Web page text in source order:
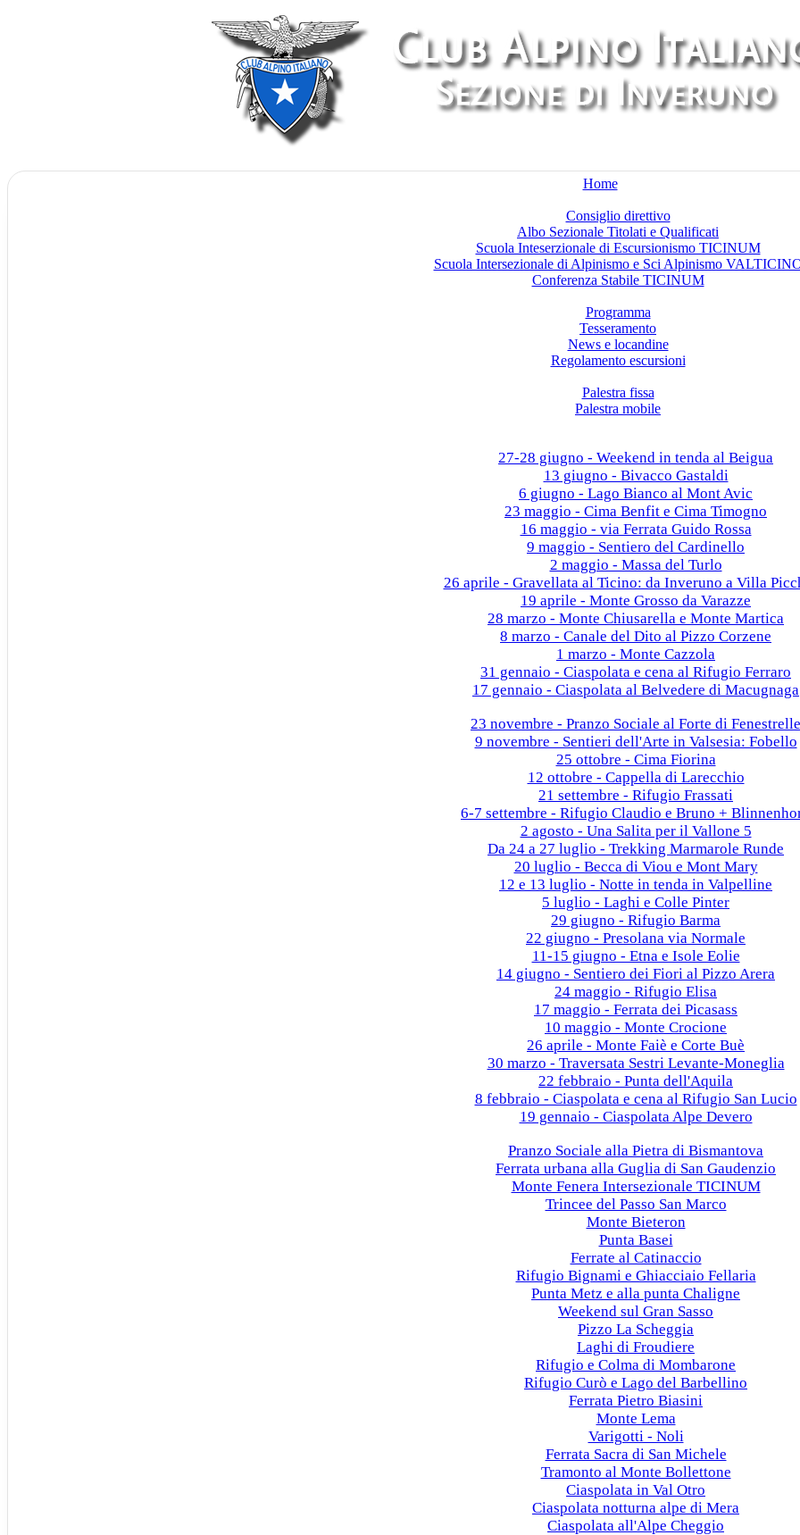
Home
Consiglio direttivo
Albo Sezionale Titolati e Qualificati
Scuola Inteserzionale di Escursionismo TICINUM
Scuola Intersezionale di Alpinismo e Sci Alpinismo
Conferenza Stabile TICINUM
Programma
Tesseramento
News e locandine
Regolamento escursioni
Palestra fissa
Palestra mobile
27-28 giugno - Weekend in tenda al Beigua
13 giugno - Bivacco Gastaldi
6 giugno - Lago Bianco al Mont Avic
23 maggio - Cima Benfit e Cima Timogno
16 maggio - via Ferrata Guido Rossa
9 maggio - Sentiero del Cardinello
2 maggio - Massa del Turlo
26 aprile - Gravellata al Ticino: da Inveruno a Villa
19 aprile - Monte Grosso da Varazze
28 marzo - Monte Chiusarella e Monte Martica
8 marzo - Canale del Dito al Pizzo Corzene
1 marzo - Monte Cazzola
31 gennaio - Ciaspolata e cena al Rifugio Ferraro
17 gennaio - Ciaspolata al Belvedere di Macugnaga
23 novembre - Pranzo Sociale al Forte di Fenestrelle
9 novembre - Sentieri dell'Arte in Valsesia: Fobello
25 ottobre - Cima Fiorina
12 ottobre - Cappella di Larecchio
21 settembre - Rifugio Frassati
6-7 settembre - Rifugio Claudio e Bruno +
2 agosto - Una Salita per il Vallone 5
Da 24 a 27 luglio - Trekking Marmarole Runde
20 luglio - Becca di Viou e Mont Mary
12 e 13 luglio - Notte in tenda in Valpelline
5 luglio - Laghi e Colle Pinter
29 giugno - Rifugio Barma
22 giugno - Presolana via Normale
11-15 giugno - Etna e Isole Eolie
14 giugno - Sentiero dei Fiori al Pizzo Arera
24 maggio - Rifugio Elisa
17 maggio - Ferrata dei Picasass
10 maggio - Monte Crocione
26 aprile - Monte Faiè e Corte Buè
30 marzo - Traversata Sestri Levante-Moneglia
22 febbraio - Punta dell'Aquila
8 febbraio - Ciaspolata e cena al Rifugio San Lucio
19 gennaio - Ciaspolata Alpe Devero
Pranzo Sociale alla Pietra di Bismantova
Ferrata urbana alla Guglia di San Gaudenzio
Monte Fenera Intersezionale TICINUM
Trincee del Passo San Marco
Monte Bieteron
Punta Basei
Ferrate al Catinaccio
Rifugio Bignami e Ghiacciaio Fellaria
Punta Metz e alla punta Chaligne
Weekend sul Gran Sasso
Pizzo La Scheggia
Laghi di Froudiere
Rifugio e Colma di Mombarone
Rifugio Curò e Lago del Barbellino
Ferrata Pietro Biasini
Monte Lema
Varigotti - Noli
Ferrata Sacra di San Michele
Tramonto al Monte Bollettone
Ciaspolata in Val Otro
Ciaspolata notturna alpe di Mera
Ciaspolata all'Alpe Cheggio